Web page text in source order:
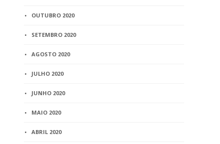
OUTUBRO 2020
SETEMBRO 2020
AGOSTO 2020
JULHO 2020
JUNHO 2020
MAIO 2020
ABRIL 2020